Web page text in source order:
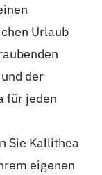
Urlaub
der
für jeden
Sie Kallithea
eigenen